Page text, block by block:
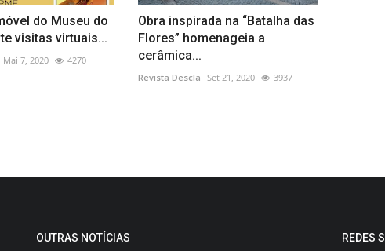
do Museu do
visitas virtuais...
Mai 7, 2020 4270
Obra inspirada na “Batalha das
Flores” homenageia a
cerâmica...
Revista Descla Set 21, 2020 3937
OUTRAS NOTÍCIAS REDES